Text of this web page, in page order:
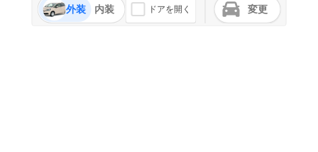
外装 内装 ドアを開く 変更